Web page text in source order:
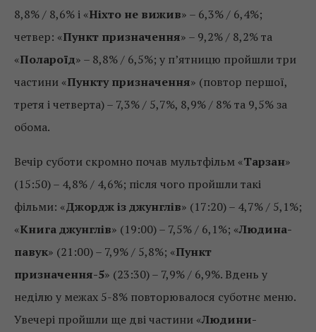
8,8% / 8,6% і «Ніхто не вижив» – 6,3% / 6,4%;
четвер: «Пункт призначення» – 9,2% / 8,2% та
«Полароїд» – 8,8% / 6,5%; у п’ятницю пройшли три
частини «Пункту призначення» (повтор першої,
третя і четверта) – 7,3% / 5,7%, 8,9% / 8% та 9,5% за
обома.
Вечір суботи скромно почав мультфільм «Тарзан»
(15:50) – 4,8% / 4,6%; після чого пройшли такі
фільми: «Джордж із джунглів» (17:20) – 4,7% / 5,1%;
«Книга джунглів» (19:00) – 7,5% / 6,1%; «Людина-
павук» (21:00) – 7,9% / 5,8%; «Пункт
призначення-5» (23:30) – 7,9% / 6,9%. Вдень у
неділю у межах 5-8% повторювалося суботнє меню.
Увечері пройшли ще дві частини «Людини-